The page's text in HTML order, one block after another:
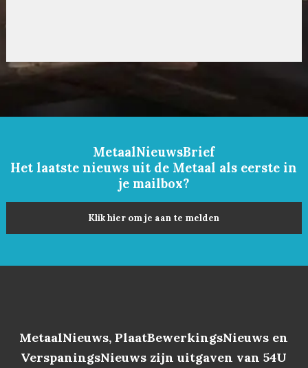
MetaalNieuwsBrief
Het laatste nieuws uit de Metaal als eerste in
je mailbox?
Klik hier om je aan te melden
MetaalNieuws, PlaatBewerkingsNieuws en
VerspaningsNieuws zijn uitgaven van 54U